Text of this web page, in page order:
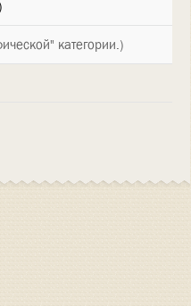
)
категории.)